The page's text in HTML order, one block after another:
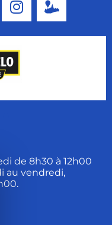
de 8h30 à 12h00
au vendredi,